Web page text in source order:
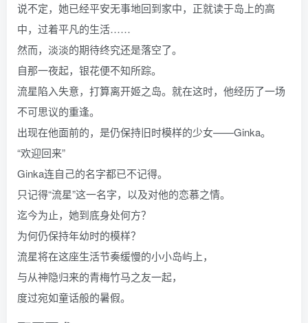
说不定，她已经平安无事地回到家中，正就读于岛上的高
中，过着平凡的生活……
然而，淡淡的期待终究还是落空了。
自那一夜起，银花便不知所踪。
流星陷入失意，打算离开姬之岛。就在这时，他经历了一场
不可思议的重逢。
出现在他面前的，是仍保持旧时模样的少女——Ginka。
“欢迎回来”
Ginka连自己的名字都已不记得。
只记得“流星”这一名字，以及对他的恋慕之情。
迄今为止，她到底身处何方？
为何仍保持年幼时的模样？
流星将在这座生活节奏缓慢的小小岛屿上，
与从神隐归来的青梅竹马之友一起，
度过宛如童话般的暑假。